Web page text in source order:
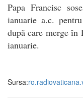
Papa Francisc
ianuarie a.c.
după care merge în
ianuarie.
Sursa: